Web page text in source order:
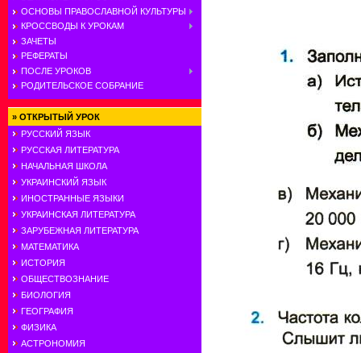
ОСНОВЫ ПРАВОСЛАВНОЙ КУЛЬТУРЫ
КРОССВОДЫ К УРОКАМ
ЗАЧЕТЫ
РЕФЕРАТЫ
ПОСЛЕ УРОКОВ
РОДИТЕЛЬСКОЕ СОБРАНИЕ
» ОТКРЫТЫЙ УРОК
РУССКИЙ ЯЗЫК
РУССКАЯ ЛИТЕРАТУРА
НАЧАЛЬНАЯ ШКОЛА
УКРАИНСКИЙ ЯЗЫК
ИНОСТРАННЫЕ ЯЗЫКИ
УКРАИНСКАЯ ЛИТЕРАТУРА
ЗАРУБЕЖНАЯ ЛИТЕРАТУРА
МАТЕМАТИКА
ИСТОРИЯ
ОБЩЕСТВОЗНАНИЕ
БИОЛОГИЯ
ГЕОГРАФИЯ
ФИЗИКА
АСТРОНОМИЯ